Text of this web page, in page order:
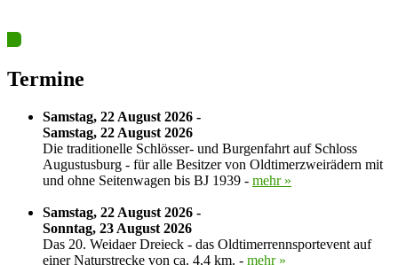
Termine
Samstag, 22 August 2026 -
Samstag, 22 August 2026
Die traditionelle Schlösser- und Burgenfahrt auf Schloss
Augustusburg - für alle Besitzer von Oldtimerzweirädern mit
und ohne Seitenwagen bis BJ 1939 - mehr »
Samstag, 22 August 2026 -
Sonntag, 23 August 2026
Das 20. Weidaer Dreieck - das Oldtimerrennsportevent auf
einer Naturstrecke von ca. 4,4 km. - mehr »